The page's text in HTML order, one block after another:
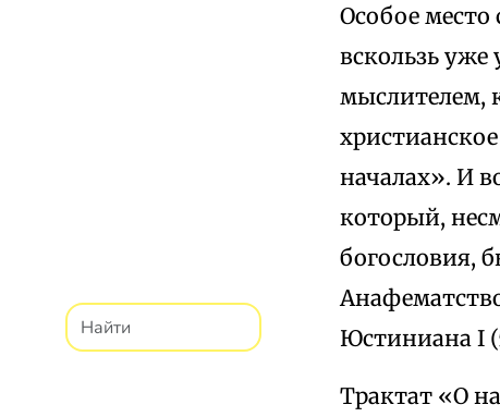
Особое место
вскользь
мыслителем,
началах». И
который,
богословия,
Юстиниана I
Трактат «О